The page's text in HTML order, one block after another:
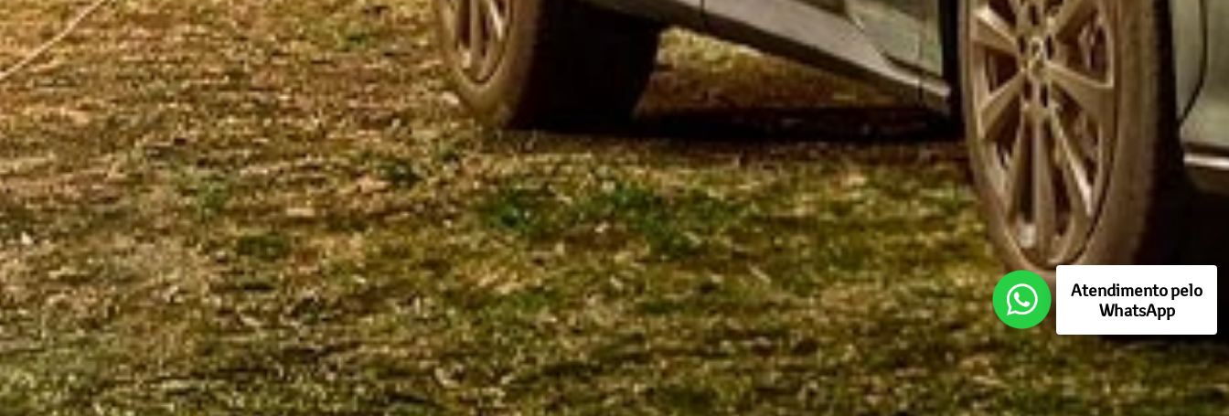
Atendimento pelo
WhatsApp